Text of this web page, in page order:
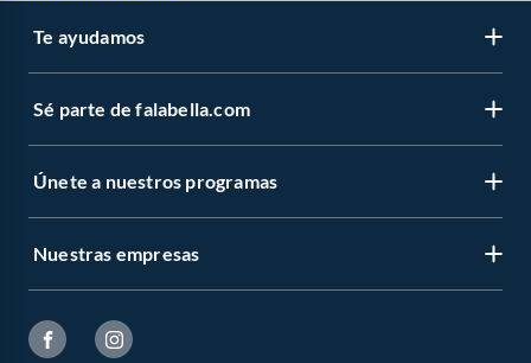
Te ayudamos
Sé parte de falabella.com
Únete a nuestros programas
Nuestras empresas